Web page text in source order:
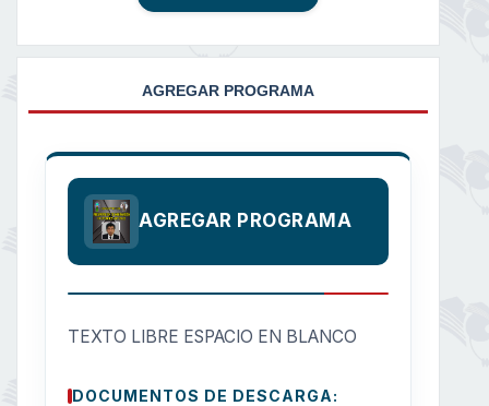
AGREGAR PROGRAMA
AGREGAR PROGRAMA
TEXTO LIBRE ESPACIO EN BLANCO
DOCUMENTOS DE DESCARGA: